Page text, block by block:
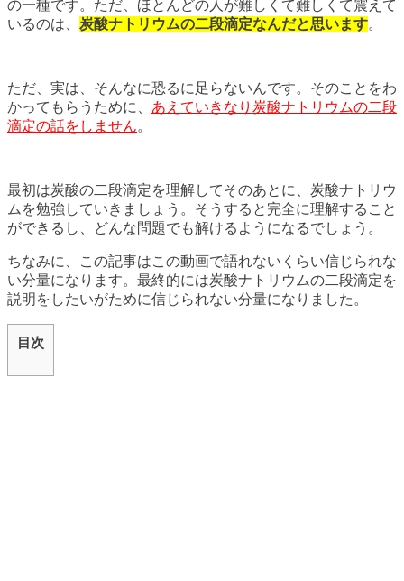
の一種です。ただ、ほとんどの人が難しくて難しくて震えて
いるのは、 炭酸ナトリウムの二段滴定なんだと思います。
ただ、実は、そんなに恐るに足らないんです。そのことをわ
かってもらうために、 あえていきなり炭酸ナトリウムの二段
滴定の話をしません。
最初は炭酸の二段滴定を理解してそのあとに、炭酸ナトリウ
ムを勉強していきましょう。そうすると完全に理解すること
ができるし、どんな問題でも解けるようになるでしょう。
ちなみに、この記事はこの動画で語れないくらい信じられな
い分量になります。最終的には炭酸ナトリウムの二段滴定を
説明をしたいがために信じられない分量になりました。
目次